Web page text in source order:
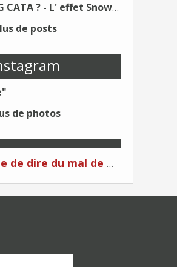
Big data ou BIG CATA ? - L' effet Snowden - Editions Kawa - Un Éditeur différent !
de posts
de photos
moi... Quand on me critique... C'est du plagiat ! "